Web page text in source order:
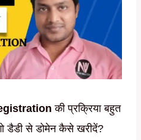
की प्रक्रिया बहुत
डैडी से डोमेन कैसे खरीदें?